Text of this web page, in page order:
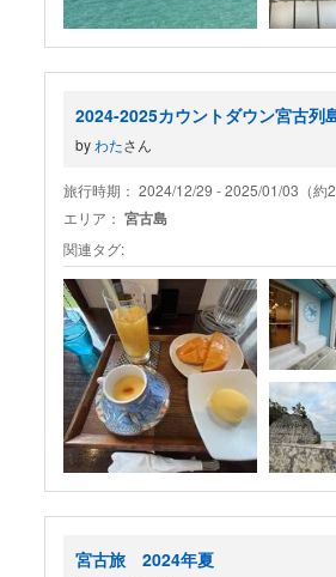
2024-2025カウントダウン宮古列
by わたさん
旅行時期： 2024/12/29 - 2025/01/03（約2
エリア： 宮古島
関連タグ:
宮古旅 2024年夏